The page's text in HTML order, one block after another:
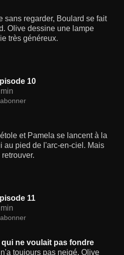
sans regarder, Boulard se fait
Olive dessine une lampe
très généreux.
10
et Pamela se lancent à la
au pied de l'arc-en-ciel. Mais
11
ne voulait pas fondre
toujours pas neigé. Olive